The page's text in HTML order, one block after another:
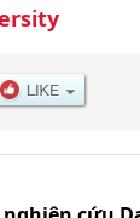
đến thi tuyển
trang thiết bị,